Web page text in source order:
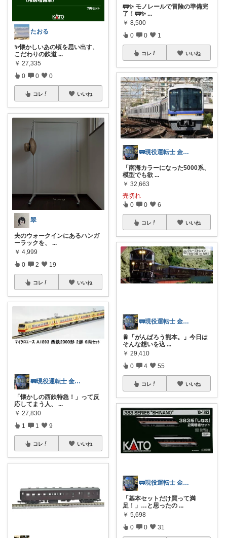
たおる
✨懐かしいあの頃を思い出す、
こだわりの鉄道 ...
￥ 27,335
0 0 0
コレ いいね
翠
夫のウォークインにあるハンガ
ーラックを、 ...
￥ 4,999
0 2 19
コレ いいね
🚃現役運転士 金魚🐠
「懐かしの西鉄特急！」って反
応してまう人、
...
￥ 27,830
1 1 9
コレ いいね
🚃✨ モノレールで冒険の準備完
了！🚃✨ ...
￥ 8,500
0 0 1
コレ いいね
🚃現役運転士 金魚🐠
「南海カラーになった5000系、
模型でも欲 ...
￥ 32,663
売切れ
0 0 6
コレ いいね
🚃現役運転士 金魚🐠
🚆「がんばろう熊本。」今日は
そんな想いを込 ...
￥ 29,410
0 4 55
コレ いいね
🚃現役運転士 金魚🐠
「基本セットだけ買って満
足！」…と思ったの ...
￥ 5,698
0 0 31